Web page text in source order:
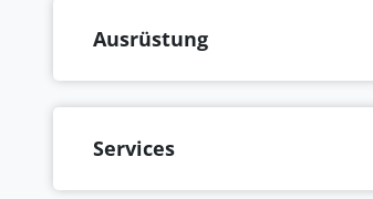
Ausrüstung
Services